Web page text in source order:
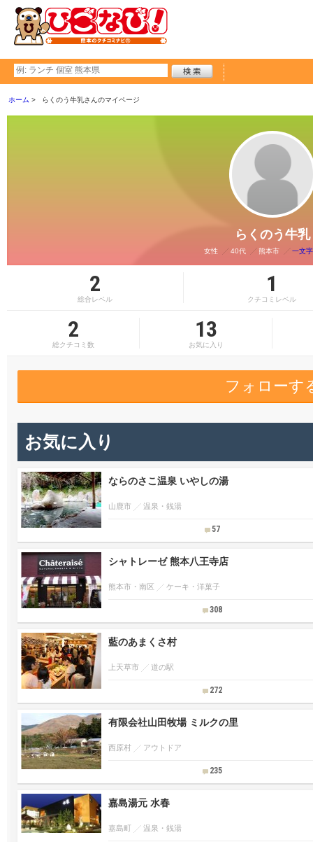
ホーム らくのう牛乳さんのマイページ
らくのう牛乳
女性 40代 熊本市 一文
2
総合レベル
1
クチコミレベル
2
総クチコミ数
13
お気に入り
フォローす
お気に入り
ならのさこ温泉 いやしの湯
山鹿市 温泉・銭湯
57
シャトレーゼ 熊本八王寺店
熊本市・南区 ケーキ・洋菓子
308
藍のあまくさ村
上天草市 道の駅
272
有限会社山田牧場 ミルクの里
西原村 アウトドア
235
嘉島湯元 水春
嘉島町 温泉・銭湯